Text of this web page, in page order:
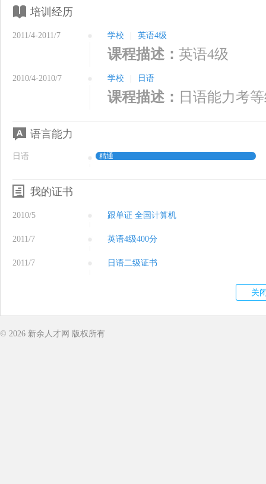
培训经历
2011/4-2011/7 学校 英语4级
课程描述： 英语4级
2010/4-2010/7 学校 日语
课程描述： 日语能力考
语言能力
日语 精通
我的证书
2010/5 跟单证 全国计算机
2011/7 英语4级400分
2011/7 日语二级证书
© 2026 新余人才网 版权所有